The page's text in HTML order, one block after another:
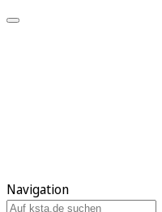
Navigation